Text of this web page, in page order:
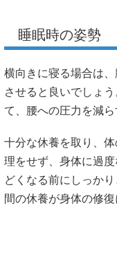
睡眠時の姿勢
横向きに寝る場合は
させると良いでしょ
て、腰への圧力を減ら
十分な休養を取り、
理をせず、身体に過
どくなる前にしっか
間の休養が身体の修復